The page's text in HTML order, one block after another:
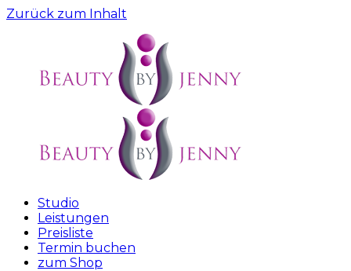
Zurück zum Inhalt
Beauty
Jenny
Die
Schönheit
gehört
Studio
Leistungen
Preisliste
Termin buchen
zum Shop